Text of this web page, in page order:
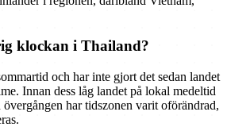
klockan i Thailand?
och har inte gjort det sedan landet
Innan dess låg landet på lokal medeltid
har tidszonen varit oförändrad,